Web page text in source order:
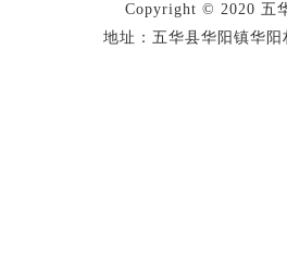
Copyright © 2020 五
地址：五华县华阳镇华